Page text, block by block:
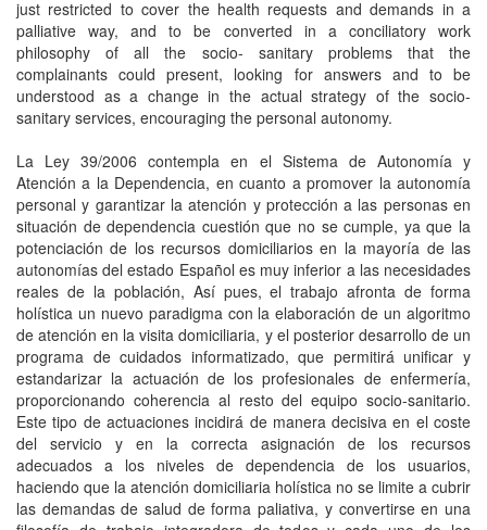
just restricted to cover the health requests and demands in a
palliative way, and to be converted in a conciliatory work
philosophy of all the socio- sanitary problems that the
complainants could present, looking for answers and to be
understood as a change in the actual strategy of the socio-
sanitary services, encouraging the personal autonomy.
La Ley 39/2006 contempla en el Sistema de Autonomía y
Atención a la Dependencia, en cuanto a promover la autonomía
personal y garantizar la atención y protección a las personas en
situación de dependencia cuestión que no se cumple, ya que la
potenciación de los recursos domiciliarios en la mayoría de las
autonomías del estado Español es muy inferior a las necesidades
reales de la población, Así pues, el trabajo afronta de forma
holística un nuevo paradigma con la elaboración de un algoritmo
de atención en la visita domiciliaria, y el posterior desarrollo de un
programa de cuidados informatizado, que permitirá unificar y
estandarizar la actuación de los profesionales de enfermería,
proporcionando coherencia al resto del equipo socio-sanitario.
Este tipo de actuaciones incidirá de manera decisiva en el coste
del servicio y en la correcta asignación de los recursos
adecuados a los niveles de dependencia de los usuarios,
haciendo que la atención domiciliaria holística no se limite a cubrir
las demandas de salud de forma paliativa, y convertirse en una